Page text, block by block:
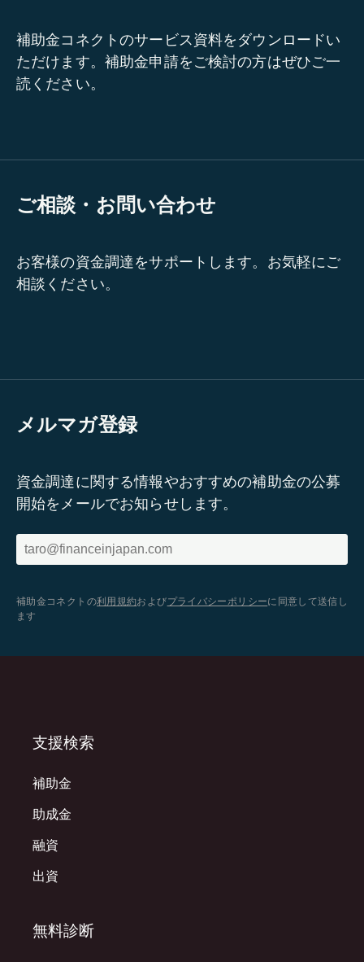
補助金コネクトのサービス資料をダウンロードい
ただけます。補助金申請をご検討の方はぜひご一
読ください。
ご相談・お問い合わせ
お客様の資金調達をサポートします。お気軽にご
相談ください。
メルマガ登録
資金調達に関する情報やおすすめの補助金の公募
開始をメールでお知らせします。
補助金コネクトの利用規約およびプライバシーポリシーに同意して送信し
ます
支援検索
補助金
助成金
融資
出資
無料診断